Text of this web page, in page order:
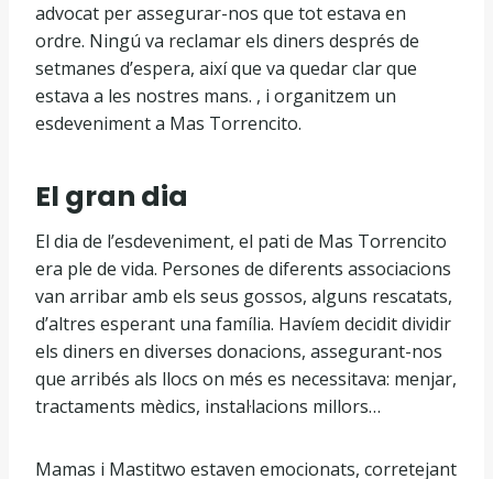
advocat per assegurar-nos que tot estava en
ordre. Ningú va reclamar els diners després de
setmanes d’espera, així que va quedar clar que
estava a les nostres mans. , i organitzem un
esdeveniment a Mas Torrencito.
El gran dia
El dia de l’esdeveniment, el pati de Mas Torrencito
era ple de vida. Persones de diferents associacions
van arribar amb els seus gossos, alguns rescatats,
d’altres esperant una família. Havíem decidit dividir
els diners en diverses donacions, assegurant-nos
que arribés als llocs on més es necessitava: menjar,
tractaments mèdics, instal·lacions millors…
Mamas i Mastitwo estaven emocionats, corretejant